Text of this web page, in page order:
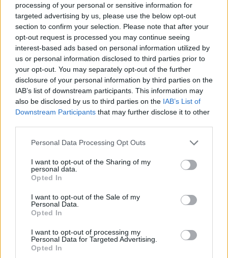
processing of your personal or sensitive information for
targeted advertising by us, please use the below opt-out
section to confirm your selection. Please note that after your
opt-out request is processed you may continue seeing
interest-based ads based on personal information utilized by
us or personal information disclosed to third parties prior to
your opt-out. You may separately opt-out of the further
disclosure of your personal information by third parties on the
IAB’s list of downstream participants. This information may
also be disclosed by us to third parties on the IAB’s List of
Downstream Participants that may further disclose it to other
Personal Data Processing Opt Outs
I want to opt-out of the Sharing of my
personal data.
Opted In
I want to opt-out of the Sale of my
Personal Data.
Opted In
I want to opt-out of processing my
Personal Data for Targeted Advertising.
Opted In
MTI
2022. április 07. 17:38
Csütörtökön délután az utolsó külképviseleti urna
is megérkezett a Nemzeti Választási Irodához
(NVI), a Hanoiból érkező urna 36 voksot tartalmaz.
A Nemzeti Választási Bizottság (NVB) csütörtöki ülésén
megtekintette a visszaérkezett urnát és urnazáró címkéket,
és a tagok meggyőződtek arról, hogy azok sértetlenek, így
voksokat összeszámlálják. A szavazás napján külföldön
választópolgárok Magyarország...
KEDVES OLVASÓNK!
A keresett cikk a portfolio.hu hírarchívumához
tartozik, melynek olvasása előfizetéses
regisztrációhoz kötött.